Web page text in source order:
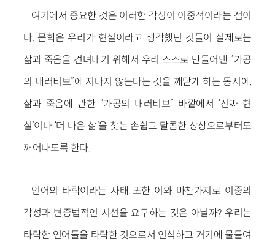
여기에서 중요한 것은 이러한 각성이 이중적이라는 점이
다. 문학은 우리가 현실이라고 생각했던 것들이 실제로는
삶과 죽음을 견뎌내기 위해서 우리 스스로 만들어낸 “가공
의 내러티브”에 지나지 않는다는 것을 깨닫게 하는 동시에,
삶과 죽음에 관한 “가공의 내러티브” 바깥에서 ‘진짜 현
실’이나 ‘더 나은 삶’을 찾는 손쉽고 달콤한 상상으로부터도
깨어나도록 한다.
언어의 타락이라는 사태 또한 이와 마찬가지로 이중의
각성과 변증법적인 시선을 요구하는 것은 아닐까? 우리는
타락한 언어들을 타락한 것으로서 인식하고 거기에 물들여